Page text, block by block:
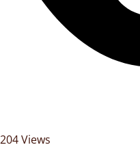
204 Views